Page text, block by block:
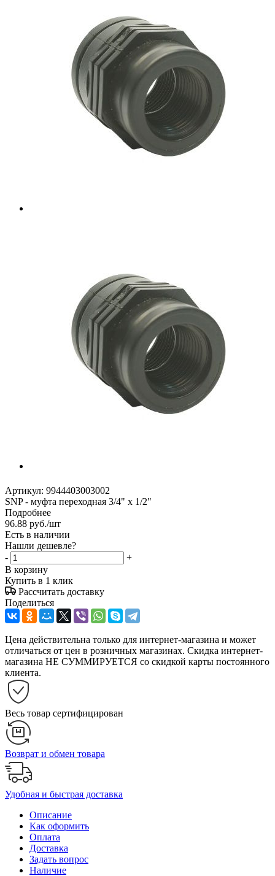
Артикул: 9944403003002
SNP - муфта переходная 3/4" х 1/2"
Подробнее
96.88 руб./шт
Есть в наличии
Нашли дешевле?
-
+
В корзину
Купить в 1 клик
Рассчитать доставку
Поделиться
Цена действительна только для интернет-магазина и может
отличаться от цен в розничных магазинах. Скидка интернет-
магазина НЕ СУММИРУЕТСЯ со скидкой карты постоянного
клиента.
Весь товар сертифицирован
Возврат и обмен товара
Удобная и быстрая доставка
Описание
Как оформить
Оплата
Доставка
Задать вопрос
Наличие